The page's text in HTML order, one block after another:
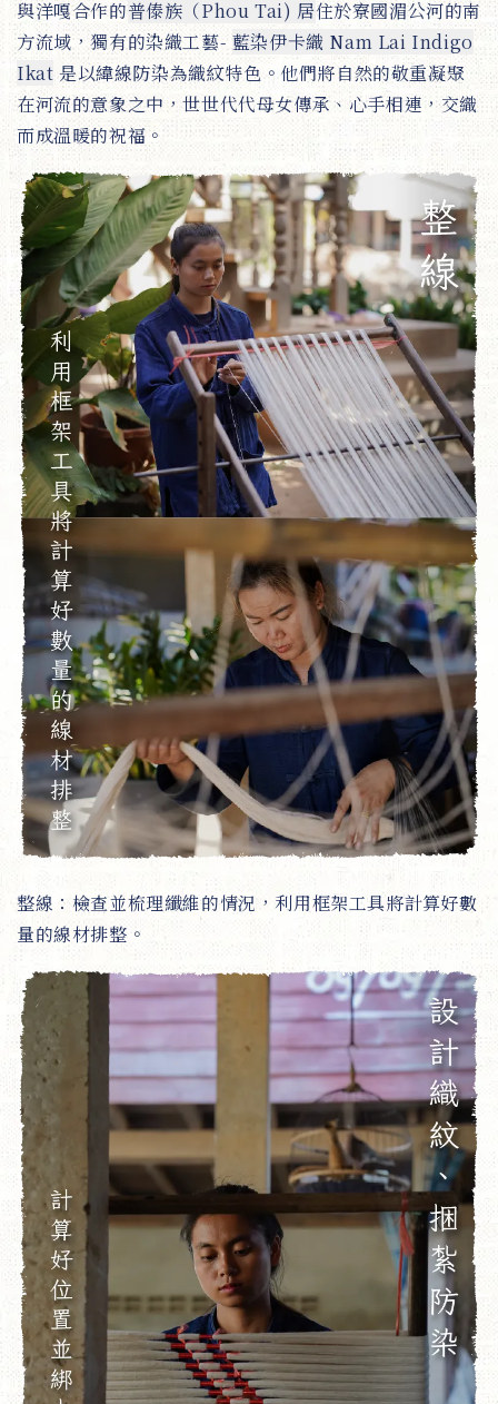
與洋嘎合作的普傣族（Phou Tai) 居住於寮國湄公河的南
方流域，獨有的染織工藝- 藍染伊卡織 Nam Lai Indigo
Ikat 是以緯線防染為織紋特色。他們將自然的敬重凝聚
在河流的意象之中，世世代代母女傳承、心手相連，交織
而成溫暖的祝福。
整線：檢查並梳理纖維的情況，利用框架工具將計算好數
量的線材排整。